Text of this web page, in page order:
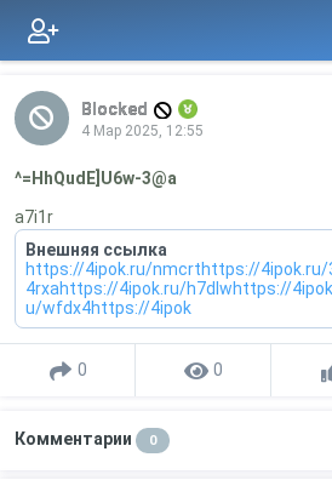
Blocked
4 Мар 2025, 12:55
^=HhQudE]U6w-3@a
a7i1r
Внешняя ссылка
https://4ipok.ru/nmcrthttps://
4rxahttps://4ipok.ru/h7dlwhttps://
u/wfdx4https://4ipok
0 0
Комментарии 0